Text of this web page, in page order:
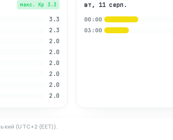
макс. Kp 3.3
3.3
2.3
2.0
2.0
2.0
2.0
2.0
2.0
вт, 11 серп.
00:00
03:00
(UTC+2 (EET)).